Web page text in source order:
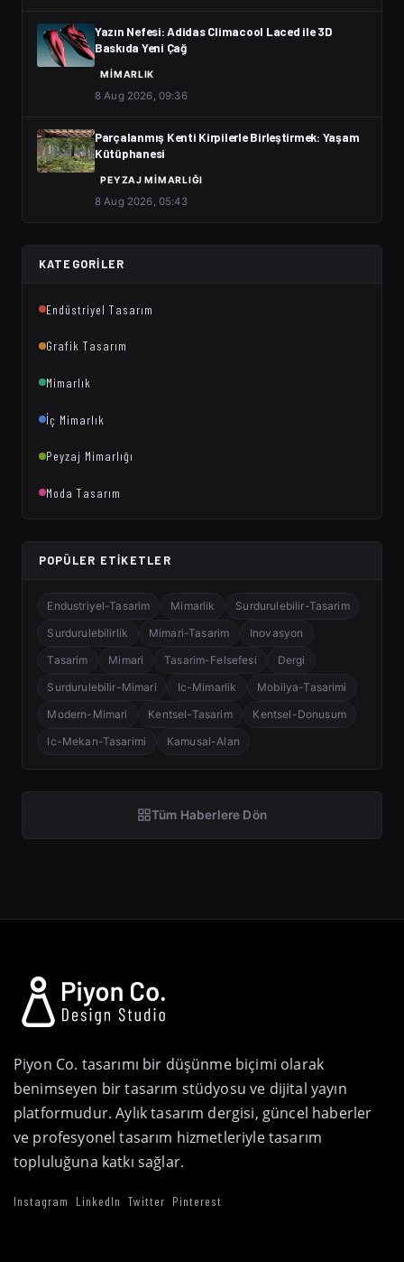
Yazın Nefesi: Adidas Climacool Laced ile 3D
Baskıda Yeni Çağ
MIMARLIK
8 Aug 2026, 09:36
Parçalanmış Kenti Kirpilerle Birleştirmek: Yaşam
Kütüphanesi
PEYZAJ MIMARLIĞI
8 Aug 2026, 05:43
KATEGORILER
Endüstriyel Tasarım
Grafik Tasarım
Mimarlık
İç Mimarlık
Peyzaj Mimarlığı
Moda Tasarım
POPÜLER ETIKETLER
Endustriyel-Tasarim Mimarlik
Surdurulebilir-Tasarim
Surdurulebilirlik
Mimari-Tasarim
Inovasyon
Tasarim
Mimari Tasarim-Felsefesi
Dergi
Surdurulebilir-Mimari
Ic-Mimarlik
Mobilya-Tasarimi
Modern-Mimari
Kentsel-Tasarim
Kentsel-Donusum
Ic-Mekan-Tasarimi
Kamusal-Alan
Tüm Haberlere Dön
Piyon Co. tasarımı bir düşünme biçimi olarak
benimseyen bir tasarım stüdyosu ve dijital yayın
platformudur. Aylık tasarım dergisi, güncel haberler
ve profesyonel tasarım hizmetleriyle tasarım
topluluğuna katkı sağlar.
Instagram LinkedIn Twitter Pinterest